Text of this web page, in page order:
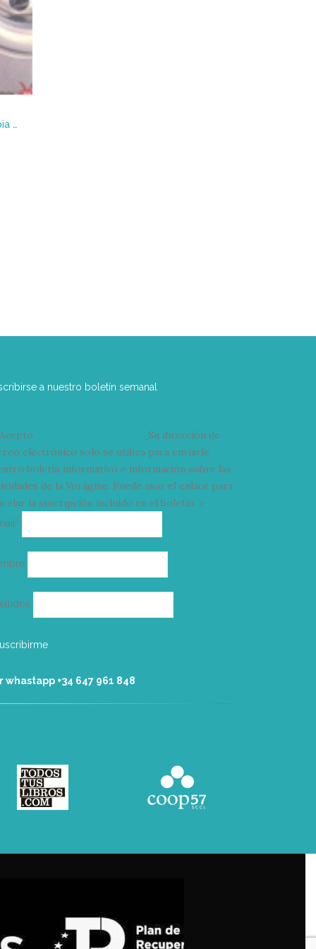
Rastros de Dixan : islamofobia y construcción del enemigo en la era post 11-S
a nuestro boletín semanal
Acepto
Su dirección de
electrónico solo se utiliza para enviarle
boletín informativo e información sobre las
de la Vorágine. Puede usar el enlace para
la suscripción incluido en el boletín. >
electrónico
whastapp +34 ‭647 961 848‬